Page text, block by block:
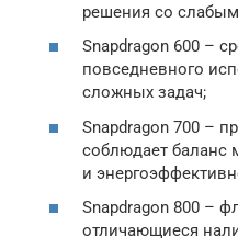
решения со
Snapdragon 600 –
повседневного
сложных задач;
Snapdragon 700 –
соблюдает баланс
и
Snapdragon 800 –
отличающиеся